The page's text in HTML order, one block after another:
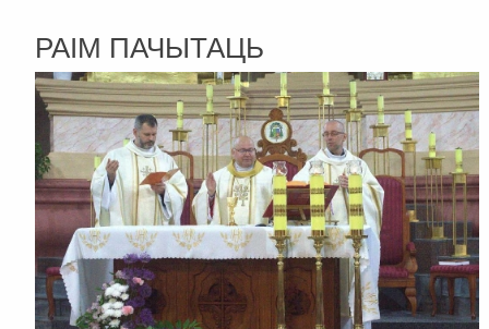
РАІМ ПАЧЫТАЦЬ